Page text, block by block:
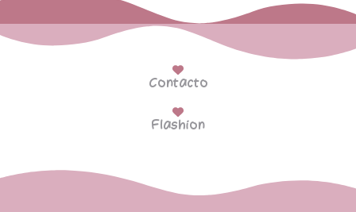
Contacto
Flashion